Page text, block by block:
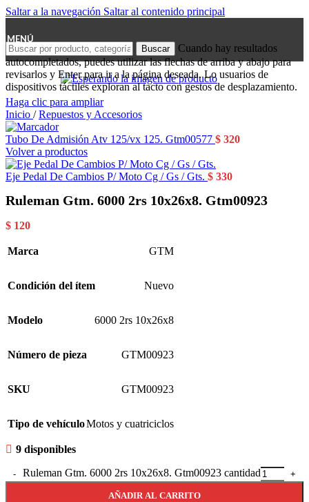
Saltar a la navegación Saltar al contenido principal
MENÚ
Buscar
Cuando hay resultados
autocompletados, puedes utilizar las flechas de arriba y abajo para
revisarlos y Enter para ir a la página deseada. Lo usuarios de
dispositivos táctiles exploran al tacto con gestos de desplazamiento.
Haga clic para ampliar
Inicio / Repuestos y Accesorios
Tubo De Admisión Atv 125/vx 125. Gtm00577 $ 320
Volver a productos
Eje Pedal De Cambios P/ Moto Cg / Gs / Gts. $ 330
Ruleman Gtm. 6000 2rs 10x26x8. Gtm00923
$ 120
Marca GTM
Condición del ítem Nuevo
Modelo 6000 2rs 10x26x8
Número de pieza GTM00923
SKU GTM00923
Tipo de vehículoMotos y cuatriciclos
9 disponibles
Ruleman Gtm. 6000 2rs 10x26x8. Gtm00923 cantidad
AÑADIR AL CARRITO